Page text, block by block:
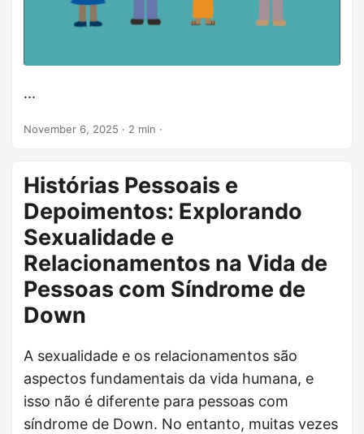
...
November 6, 2025 · 2 min ·
Histórias Pessoais e
Depoimentos: Explorando
Sexualidade e
Relacionamentos na Vida de
Pessoas com Síndrome de
Down
A sexualidade e os relacionamentos são
aspectos fundamentais da vida humana, e
isso não é diferente para pessoas com
síndrome de Down. No entanto, muitas vezes